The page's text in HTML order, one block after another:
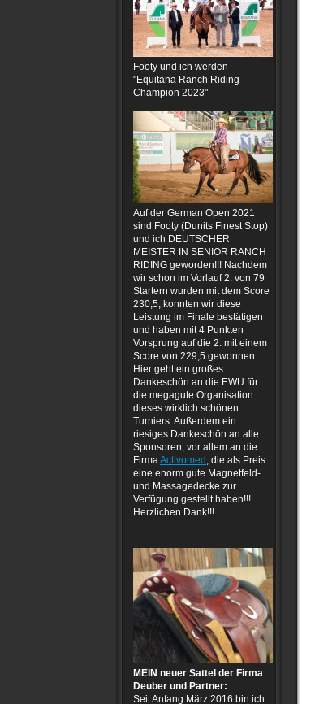
Footy und ich werden
"Equitana Ranch Riding
Champion 2023"
Auf der German Open 2021
sind Footy (Dunits Finest Stop)
und ich DEUTSCHER
MEISTER IN SENIOR RANCH
RIDING geworden!!! Nachdem
wir schon im Vorlauf 2. von 79
Startern wurden mit dem Score
230,5, konnten wir diese
Leistung im Finale bestätigen
und haben mit 4 Punkten
Vorsprung auf die 2. mit einem
Score von 229,5 gewonnen.
Hier geht ein großes
Dankeschön an die EWU für
die megagute Organisation
dieses wirklich schönen
Turniers. Außerdem ein
riesiges Dankeschön an alle
Sponsoren, vor allem an die
FirmaActivomed , die als Preis
eine enorm gute Magnetfeld-
und Massagedecke zur
Verfügung gestellt haben!!!
Herzlichen Dank!!!
MEIN neuer Sattel der Firma
Deuber und Partner:
Seit Anfang März 2016 bin ich